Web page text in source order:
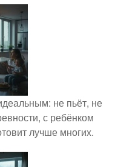
не пьёт, не
с ребёнком
лучше многих.